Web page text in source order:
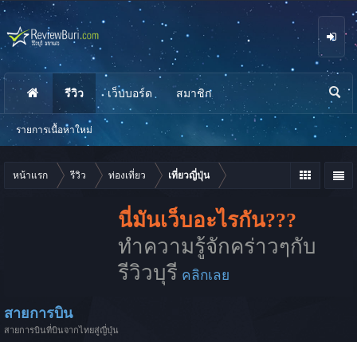
หน้าแรก รีวิว ท่องเที่ยว เที่ยวญี่ปุ่น
นี่มันเว็บอะไรกัน???
ทำความรู้จักคร่าวๆกับ
รีวิวบุรี คลิกเลย
สายการบิน
สายการบินที่บินจากไทยสู่ญี่ปุ่น
รีวิว
รายการเนื้อหาใหม่
เว็บบอร์ด สมาชิก
นห
า